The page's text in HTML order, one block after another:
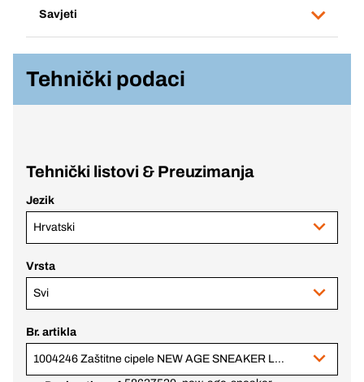
Savjeti
Tehnički podaci
Tehnički listovi & Preuzimanja
Jezik
Hrvatski
Vrsta
Svi
Br. artikla
1004246 Zaštitne cipele NEW AGE SNEAKER LOW S1P